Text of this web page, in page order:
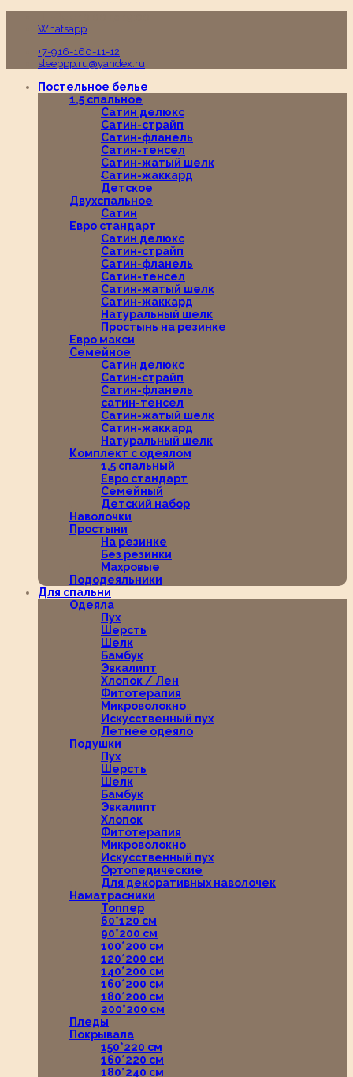
Whatsapp
+7-916-160-11-12
sleeppp.ru@yandex.ru
Постельное белье
1,5 спальное
Сатин делюкс
Сатин-страйп
Сатин-фланель
Сатин-тенсел
Сатин-жатый шелк
Сатин-жаккард
Детское
Двухспальное
Сатин
Евро стандарт
Сатин делюкс
Сатин-страйп
Сатин-фланель
Сатин-тенсел
Сатин-жатый шелк
Сатин-жаккард
Натуральный шелк
Простынь на резинке
Евро макси
Семейное
Сатин делюкс
Сатин-страйп
Сатин-фланель
сатин-тенсел
Сатин-жатый шелк
Сатин-жаккард
Натуральный шелк
Комплект с одеялом
1,5 спальный
Евро стандарт
Семейный
Детский набор
Наволочки
Простыни
На резинке
Без резинки
Махровые
Пододеяльники
Для спальни
Одеяла
Пух
Шерсть
Шелк
Бамбук
Эвкалипт
Хлопок / Лен
Фитотерапия
Микроволокно
Искусственный пух
Летнее одеяло
Подушки
Пух
Шерсть
Шелк
Бамбук
Эвкалипт
Хлопок
Фитотерапия
Микроволокно
Искусственный пух
Ортопедические
Для декоративных наволочек
Наматрасники
Топпер
60*120 см
90*200 см
100*200 см
120*200 см
140*200 см
160*200 см
180*200 см
200*200 см
Пледы
Покрывала
150*220 см
160*220 см
180*240 см